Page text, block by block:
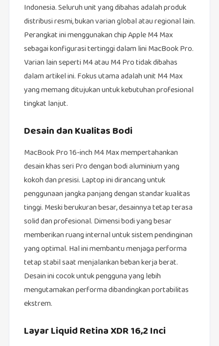
Indonesia. Seluruh unit yang dibahas adalah produk
distribusi resmi, bukan varian global atau regional lain.
Perangkat ini menggunakan chip Apple M4 Max
sebagai konfigurasi tertinggi dalam lini MacBook Pro.
Varian lain seperti M4 atau M4 Pro tidak dibahas
dalam artikel ini. Fokus utama adalah unit M4 Max
yang memang ditujukan untuk kebutuhan profesional
tingkat lanjut.
Desain dan Kualitas Bodi
MacBook Pro 16-inch M4 Max mempertahankan
desain khas seri Pro dengan bodi aluminium yang
kokoh dan presisi. Laptop ini dirancang untuk
penggunaan jangka panjang dengan standar kualitas
tinggi. Meski berukuran besar, desainnya tetap terasa
solid dan profesional. Dimensi bodi yang besar
memberikan ruang internal untuk sistem pendinginan
yang optimal. Hal ini membantu menjaga performa
tetap stabil saat menjalankan beban kerja berat.
Desain ini cocok untuk pengguna yang lebih
mengutamakan performa dibandingkan portabilitas
ekstrem.
Layar Liquid Retina XDR 16,2 Inci